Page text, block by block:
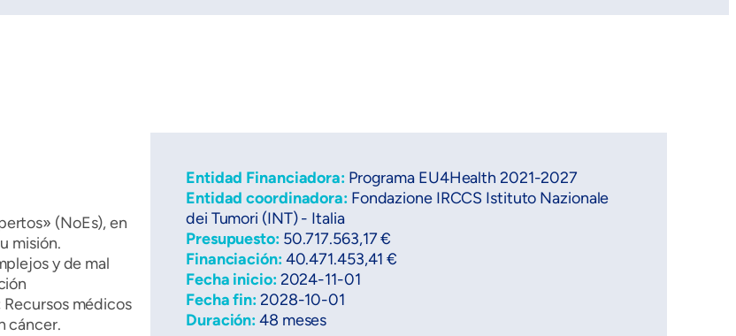
(NoEs), en
misión.
y de mal
médicos
cáncer.
Entidad Financiadora: Programa EU4Health 2021-2027
Entidad coordinadora: Fondazione IRCCS Istituto Nazionale
dei Tumori (INT) - Italia
Presupuesto: 50.717.563,17 €
Financiación:40.471.453,41 €
Fecha inicio:2024-11-01
Fecha fin:2028-10-01
Duración:48 meses